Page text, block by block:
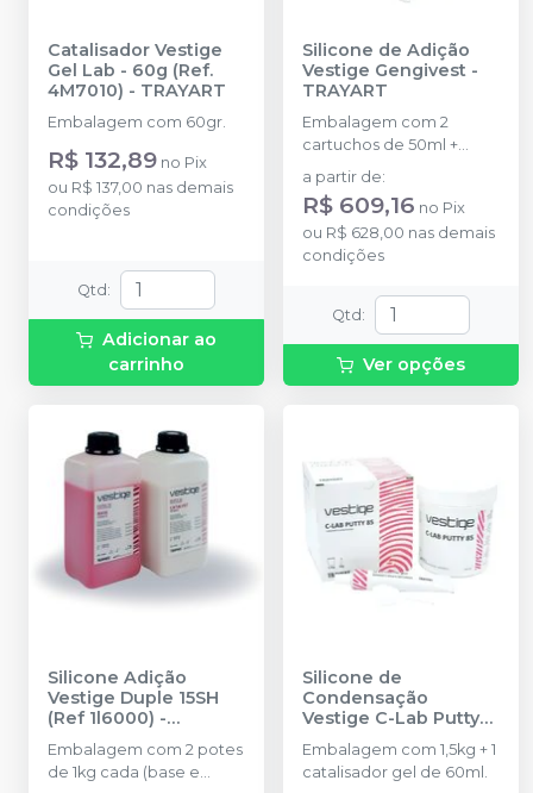
Catalisador Vestige
Gel Lab - 60g (Ref.
4M7010) - TRAYART
Embalagem com 60gr.
R$ 132,89 no Pix
ou R$ 137,00 nas demais
condições
Qtd :
Adicionar ao
carrinho
Silicone de Adição
Vestige Gengivest -
TRAYART
Embalagem com 2
cartuchos de 50ml +
separador 10ml.
a partir de:
R$ 609,16 no Pix
ou R$ 628,00 nas demais
condições
Qtd :
Ver opções
Silicone Adição
Vestige Duple 15SH
(Ref 1l6000) -
TRAYART
Embalagem com 2 potes
de 1kg cada (base e
Silicone de
Condensação
Vestige C-Lab Putty
85 1,5Kg + 1
Catalisador 60ml (Ref.
2L1012)-TRAYART
Embalagem com 1,5kg + 1
catalisador gel de 60ml.